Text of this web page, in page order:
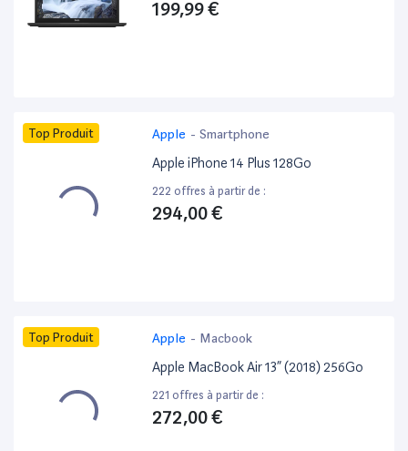
199,99 €
Top Produit Apple - Smartphone
Apple iPhone 14 Plus 128Go
222 offres à partir de :
294,00 €
Top Produit Apple - Macbook
Apple MacBook Air 13” (2018) 256Go
221 offres à partir de :
272,00 €